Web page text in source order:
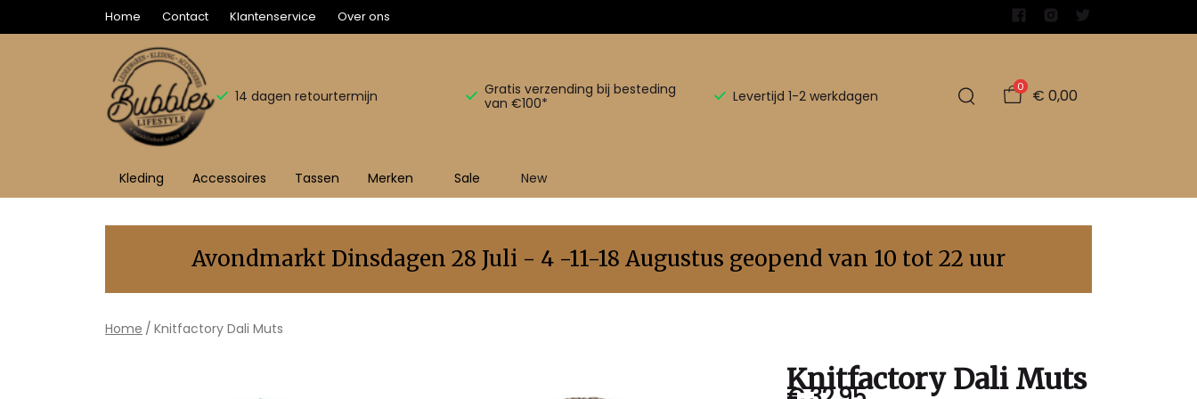
Home Contact Klantenservice Over ons
14 dagen retourtermijn
Gratis verzending bij besteding
van €100*
Levertijd 1-2 werkdagen
0 € 0,00
Kleding Accessoires Tassen Merken Sale New
Knitfactory
Avondmarkt Dinsdagen 28 Juli - 4 -11-18 Augustus geopend van 10 tot 22 uur
Home Knitfactory Dali Muts
Knitfactory Dali Muts